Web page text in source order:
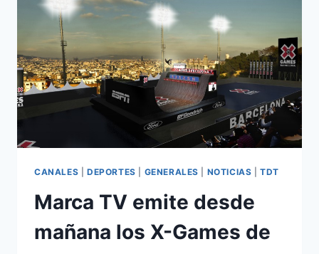
PRIMERA
DIVISIÓN
CANALES DEPORTES GENERALES NOTICIAS |TDT
Marca TV emite desde
mañana los X-Games de